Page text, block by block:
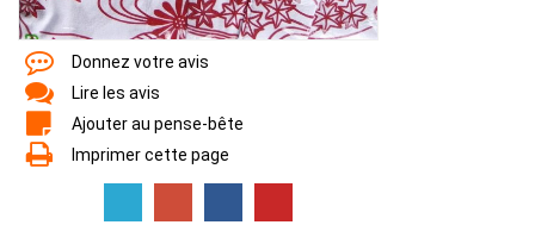
Donnez votre avis
Lire les avis
Ajouter au pense-bête
Imprimer cette page